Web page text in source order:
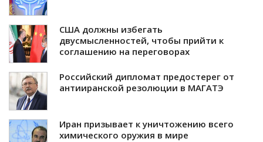
США должны избегать
двусмысленностей, чтобы прийти к
соглашению на переговорах
Российский дипломат предостерег от
антииранской резолюции в МАГАТЭ
Иран призывает к уничтожению всего
химического оружия в мире